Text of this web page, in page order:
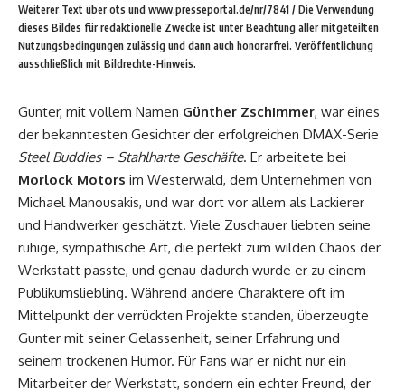
Weiterer Text über ots und www.presseportal.de/nr/7841 / Die Verwendung
dieses Bildes für redaktionelle Zwecke ist unter Beachtung aller mitgeteilten
Nutzungsbedingungen zulässig und dann auch honorarfrei. Veröffentlichung
ausschließlich mit Bildrechte-Hinweis.
Gunter, mit vollem Namen Günther Zschimmer, war eines
der bekanntesten Gesichter der erfolgreichen DMAX-Serie
Steel Buddies – Stahlharte Geschäfte. Er arbeitete bei
Morlock Motors im Westerwald, dem Unternehmen von
Michael Manousakis, und war dort vor allem als Lackierer
und Handwerker geschätzt. Viele Zuschauer liebten seine
ruhige, sympathische Art, die perfekt zum wilden Chaos der
Werkstatt passte, und genau dadurch wurde er zu einem
Publikumsliebling. Während andere Charaktere oft im
Mittelpunkt der verrückten Projekte standen, überzeugte
Gunter mit seiner Gelassenheit, seiner Erfahrung und
seinem trockenen Humor. Für Fans war er nicht nur ein
Mitarbeiter der Werkstatt, sondern ein echter Freund, der